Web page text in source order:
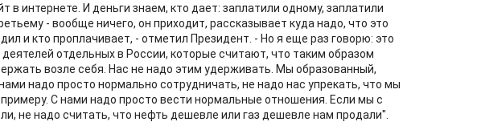
в интернете. И деньги знаем, кто дает: заплатили одному, заплатили
- вообще ничего, он приходит, рассказывает куда надо, что это
и кто проплачивает, - отметил Президент. - Но я еще раз говорю: это
отдельных в России, которые считают, что таким образом
возле себя. Нас не надо этим удерживать. Мы образованный,
надо просто нормально сотрудничать, не надо нас упрекать, что мы
примеру. С нами надо просто вести нормальные отношения. Если мы с
не надо считать, что нефть дешевле или газ дешевле нам продали".